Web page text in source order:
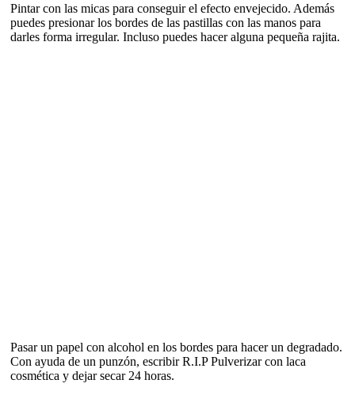
Pintar con las micas para conseguir el efecto envejecido. Además
puedes presionar los bordes de las pastillas con las manos para
darles forma irregular. Incluso puedes hacer alguna pequeña rajita.
Pasar un papel con alcohol en los bordes para hacer un degradado.
Con ayuda de un punzón, escribir R.I.P Pulverizar con laca
cosmética y dejar secar 24 horas.